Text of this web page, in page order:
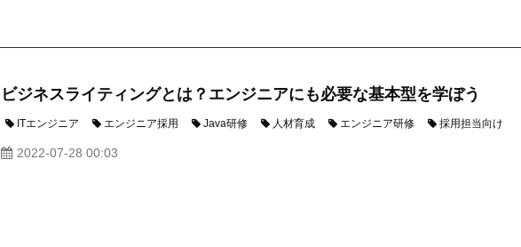
ビジネスライティングとは？エンジニアにも必要な基本型を学ぼう
ITエンジニア エンジニア採用 Java研修 人材育成 エンジニア研修 採用担当向け
2022-07-28 00:03